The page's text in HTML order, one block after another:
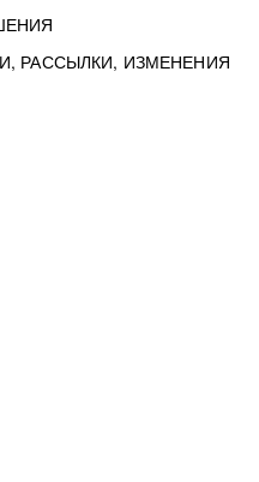
РАССЫЛКИ, ИЗМЕНЕНИЯ